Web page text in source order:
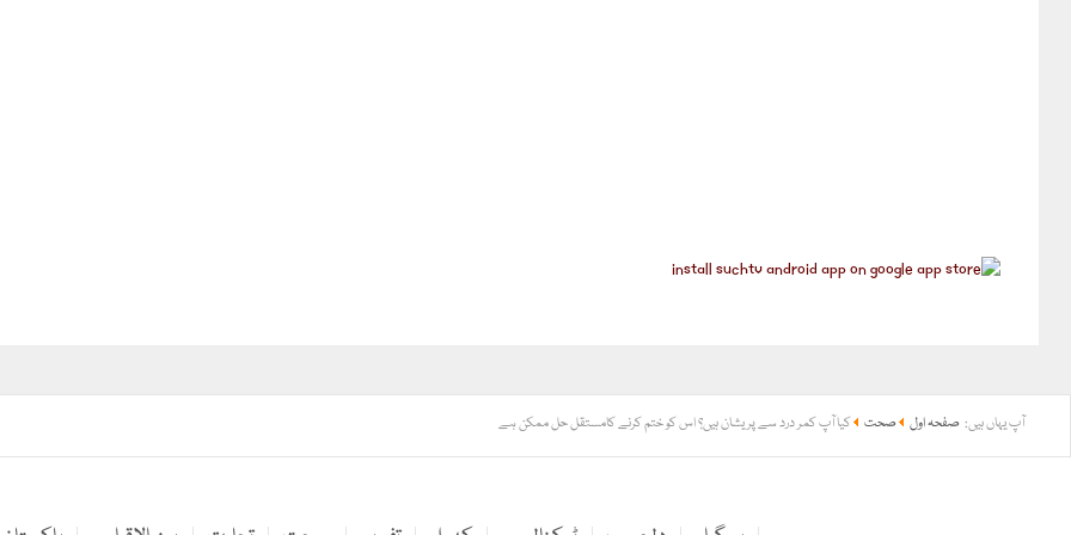
آپ یہاں ہیں: صفحہ اول صحت کیا آپ کمر درد سے پریشان ہیں؟ اس کو ختم کرنے کامستقل حل ممکن ہے